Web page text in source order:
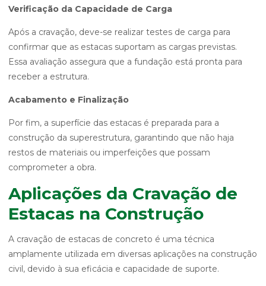
Verificação da Capacidade de Carga
Após a cravação, deve-se realizar testes de carga para
confirmar que as estacas suportam as cargas previstas.
Essa avaliação assegura que a fundação está pronta para
receber a estrutura.
Acabamento e Finalização
Por fim, a superfície das estacas é preparada para a
construção da superestrutura, garantindo que não haja
restos de materiais ou imperfeições que possam
comprometer a obra.
Aplicações da Cravação de
Estacas na Construção
A cravação de estacas de concreto é uma técnica
amplamente utilizada em diversas aplicações na construção
civil, devido à sua eficácia e capacidade de suporte.